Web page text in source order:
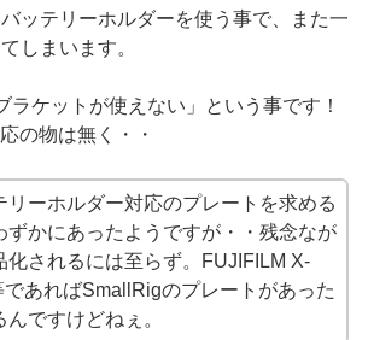
ッテリーホルダーを使う事で、また一
しまいます。
ラケットが使えない」という事です！
の物は無く・・
リーホルダー対応のプレートを求める
ずかにあったようですが・・残念なが
化されるには至らず。FUJIFILM X-
であればSmallRigのプレートがあった
んですけどねぇ。